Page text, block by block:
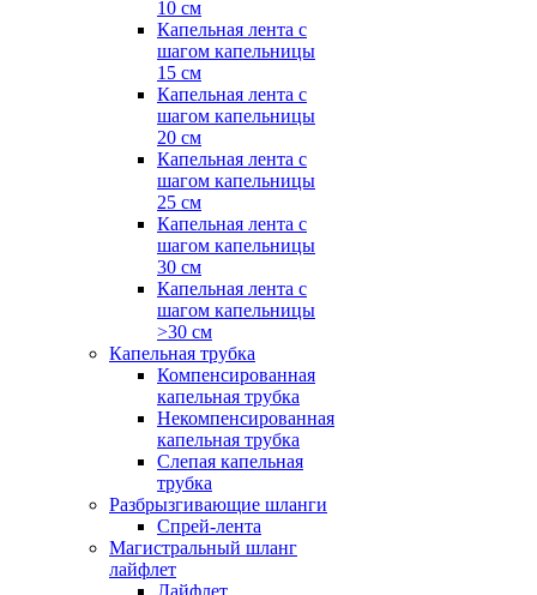
10 см
Капельная лента с
шагом капельницы
15 см
Капельная лента с
шагом капельницы
20 см
Капельная лента с
шагом капельницы
25 см
Капельная лента с
шагом капельницы
30 см
Капельная лента с
шагом капельницы
>30 см
Капельная трубка
Компенсированная
капельная трубка
Некомпенсированная
капельная трубка
Слепая капельная
трубка
Разбрызгивающие шланги
Спрей-лента
Магистральный шланг
лайфлет
Лайфлет